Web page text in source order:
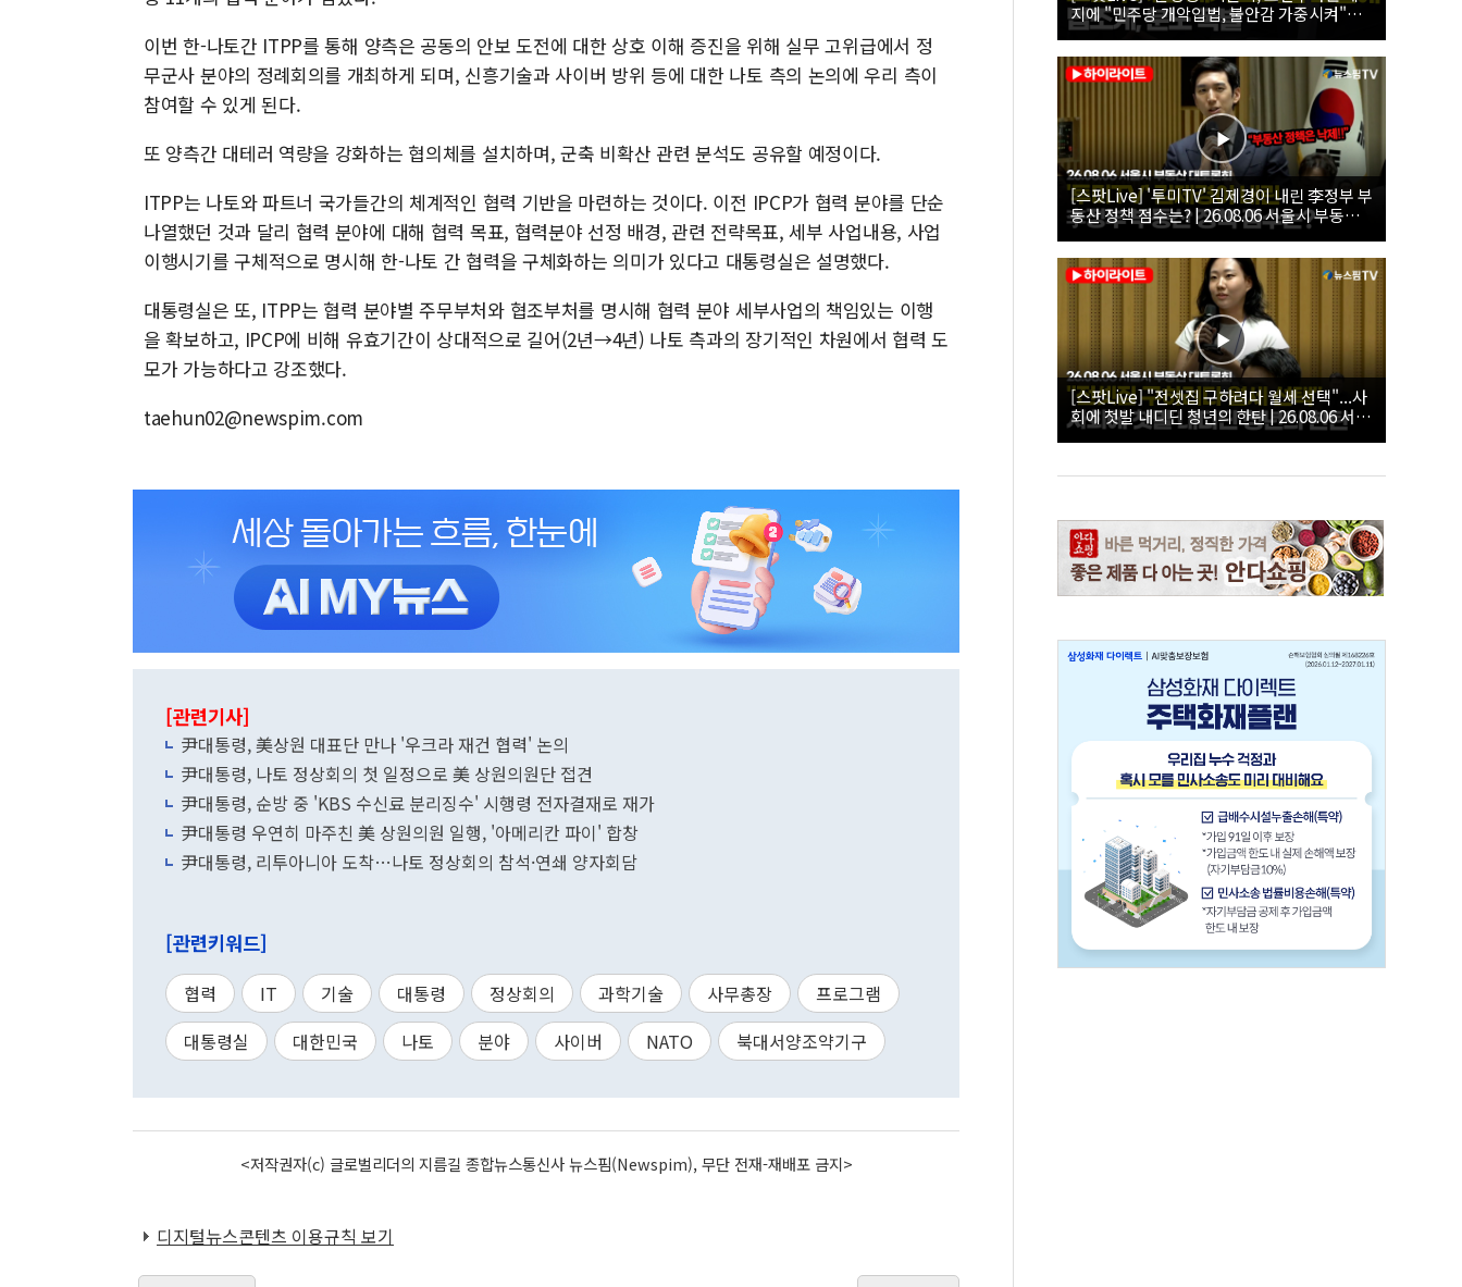
이번 한-나토간 ITPP를 통해 양측은 공동의 안보 도전에 대한 상호 이해 증진을 위해 실무 고위급에서 정
무군사 분야의 정례회의를 개최하게 되며, 신흥기술과 사이버 방위 등에 대한 나토 측의 논의에 우리 측이
참여할 수 있게 된다.
또 양측간 대테러 역량을 강화하는 협의체를 설치하며, 군축 비확산 관련 분석도 공유할 예정이다.
ITPP는 나토와 파트너 국가들간의 체계적인 협력 기반을 마련하는 것이다. 이전 IPCP가 협력 분야를 단순
나열했던 것과 달리 협력 분야에 대해 협력 목표, 협력분야 선정 배경, 관련 전략목표, 세부 사업내용, 사업
이행시기를 구체적으로 명시해 한-나토 간 협력을 구체화하는 의미가 있다고 대통령실은 설명했다.
대통령실은 또, ITPP는 협력 분야별 주무부처와 협조부처를 명시해 협력 분야 세부사업의 책임있는 이행
을 확보하고, IPCP에 비해 유효기간이 상대적으로 길어(2년→4년) 나토 측과의 장기적인 차원에서 협력 도
모가 가능하다고 강조했다.
taehun02@newspim.com
[관련기사]
尹대통령, 美상원 대표단 만나 '우크라 재건 협력' 논의
尹대통령, 나토 정상회의 첫 일정으로 美 상원의원단 접견
尹대통령, 순방 중 'KBS 수신료 분리징수' 시행령 전자결재로 재가
尹대통령 우연히 마주친 美 상원의원 일행, '아메리칸 파이' 합창
尹대통령, 리투아니아 도착…나토 정상회의 참석·연쇄 양자회담
[관련키워드]
협력 IT 기술 대통령 정상회의 과학기술 사무총장
프로그램
대통령실
대한민국 나토 분야 사이버 NATO 북대서양조약기구
<저작권자(c) 글로벌리더의 지름길 종합뉴스통신사 뉴스핌(Newspim), 무단 전재-재배포 금지>
디지털뉴스콘텐츠 이용규칙 보기
지에 "민주당 개악입법, 불안감 가중시켜"｜
26.08.06 개혁신당 보완수사권 폐지 토론회
[스팟Live] '투미TV' 김제경이 내린 李정부 부
동산 정책 점수는? | 26.08.06 서울시 부동산
대토론회
[스팟Live] "전셋집 구하려다 월세 선택"...사
회에 첫발 내디딘 청년의 한탄 | 26.08.06 서울
시 부동산 대토론회